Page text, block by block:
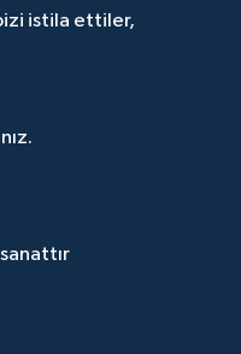
istila ettiler,